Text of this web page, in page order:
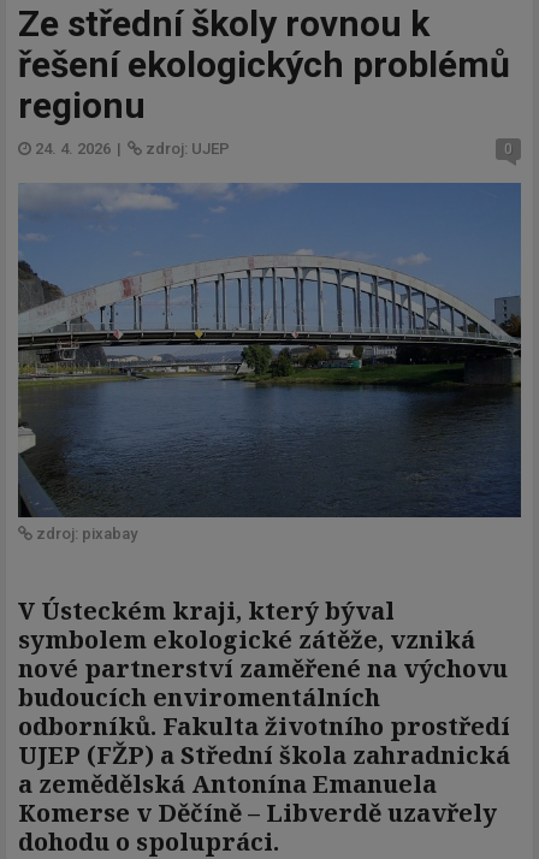
Ze střední školy rovnou k
řešení ekologických problémů
regionu
24. 4. 2026 | zdroj: UJEP 0
zdroj: pixabay
V Ústeckém kraji, který býval
symbolem ekologické zátěže, vzniká
nové partnerství zaměřené na výchovu
budoucích enviromentálních
odborníků. Fakulta životního prostředí
UJEP (FŽP) a Střední škola zahradnická
a zemědělská Antonína Emanuela
Komerse v Děčíně – Libverdě uzavřely
dohodu o spolupráci.